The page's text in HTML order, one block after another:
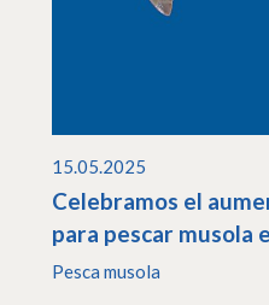
15.05.2025
Celebramos el
para pescar musola
Pesca musola